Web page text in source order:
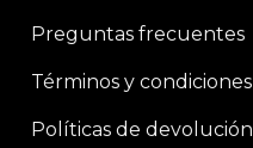
Preguntas frecuentes
Términos y condiciones
Políticas de devolución